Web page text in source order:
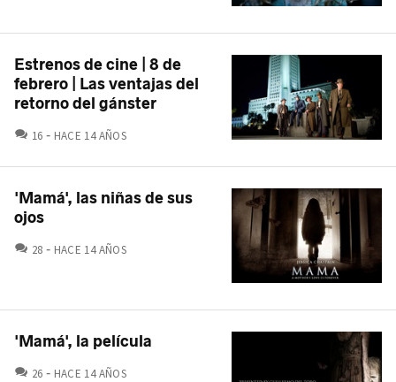
Estrenos de cine | 8 de
febrero | Las ventajas del
retorno del gánster
16 COMENTARIOS
HACE 14 AÑOS
'Mamá', las niñas de sus
ojos
28 COMENTARIOS
HACE 14 AÑOS
'Mamá', la película
26 COMENTARIOS
HACE 14 AÑOS